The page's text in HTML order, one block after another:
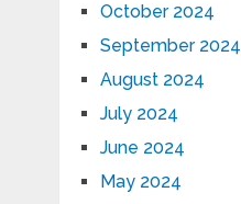
October 2024
September 2024
August 2024
July 2024
June 2024
May 2024